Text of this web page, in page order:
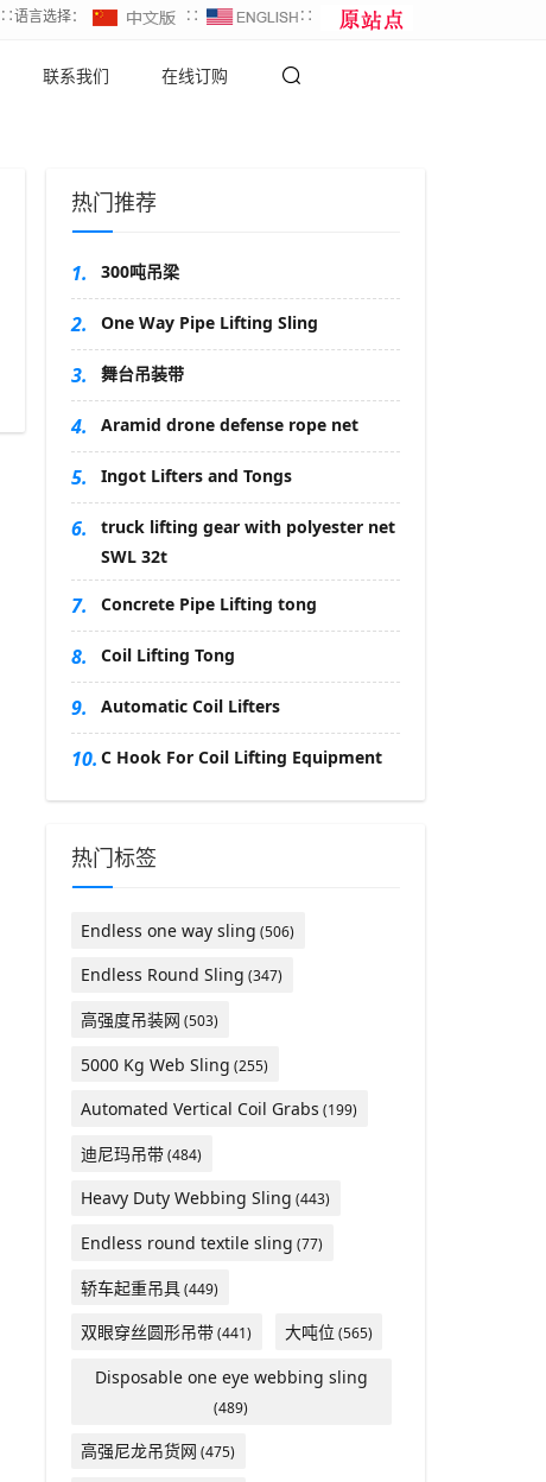
∷语言选择： ∷ ∷
联系我们 在线订购
热门推荐
1. 300吨吊梁
2. One Way Pipe Lifting Sling
3. 舞台吊装带
4. Aramid drone defense rope net
5. Ingot Lifters and Tongs
6.
truck lifting gear with polyester net
SWL 32t
7. Concrete Pipe Lifting tong
8. Coil Lifting Tong
9. Automatic Coil Lifters
10. C Hook For Coil Lifting Equipment
热门标签
Endless one way sling (506)
Endless Round Sling (347)
高强度吊装网 (503)
5000 Kg Web Sling (255)
Automated Vertical Coil Grabs (199)
迪尼玛吊带(484)
Heavy Duty Webbing Sling (443)
Endless round textile sling (77)
轿车起重吊具(449)
双眼穿丝圆形吊带(441) 大吨位 (565)
Disposable one eye webbing sling
(489)
高强尼龙吊货网 (475)